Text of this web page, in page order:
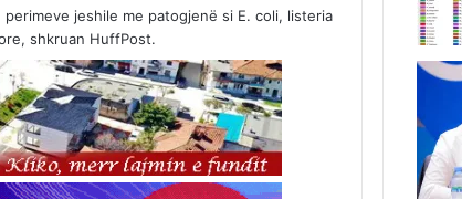
jeshile me patogjenë si E. coli, listeria
shkruan HuffPost.